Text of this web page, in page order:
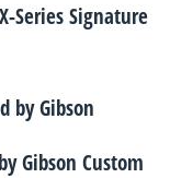
Series Signature
Gibson Custom